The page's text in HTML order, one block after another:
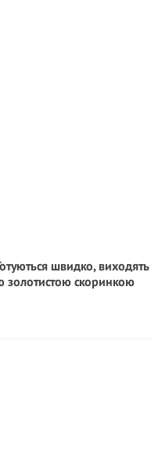
швидко, виходять
золотистою скоринкою